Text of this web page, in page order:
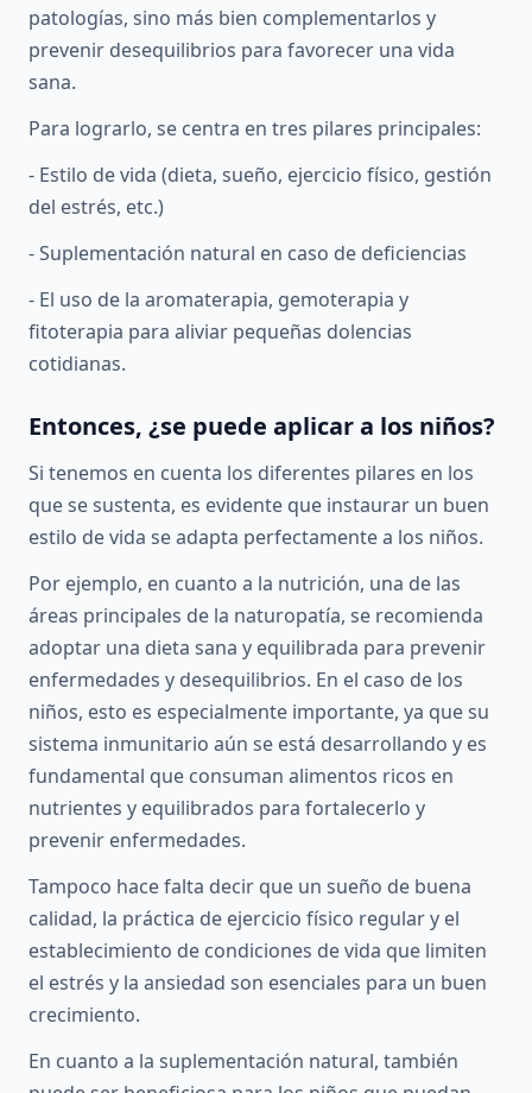
patologías, sino más bien complementarlos y
prevenir desequilibrios para favorecer una vida
sana.
Para lograrlo, se centra en tres pilares principales:
- Estilo de vida (dieta, sueño, ejercicio físico, gestión
del estrés, etc.)
- Suplementación natural en caso de deficiencias
- El uso de la aromaterapia, gemoterapia y
fitoterapia para aliviar pequeñas dolencias
cotidianas.
Entonces, ¿se puede aplicar a los niños?
Si tenemos en cuenta los diferentes pilares en los
que se sustenta, es evidente que instaurar un buen
estilo de vida se adapta perfectamente a los niños.
Por ejemplo, en cuanto a la nutrición, una de las
áreas principales de la naturopatía, se recomienda
adoptar una dieta sana y equilibrada para prevenir
enfermedades y desequilibrios. En el caso de los
niños, esto es especialmente importante, ya que su
sistema inmunitario aún se está desarrollando y es
fundamental que consuman alimentos ricos en
nutrientes y equilibrados para fortalecerlo y
prevenir enfermedades.
Tampoco hace falta decir que un sueño de buena
calidad, la práctica de ejercicio físico regular y el
establecimiento de condiciones de vida que limiten
el estrés y la ansiedad son esenciales para un buen
crecimiento.
En cuanto a la suplementación natural, también